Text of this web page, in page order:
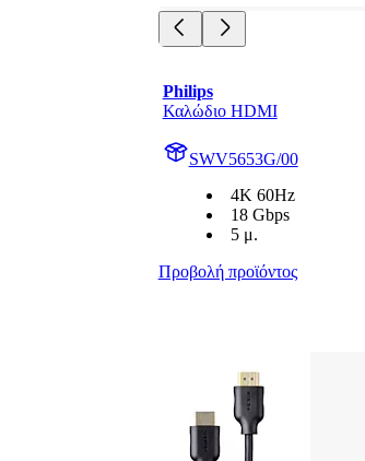
Philips
Καλώδιο HDMI
SWV5653G/00
4K 60Hz
18 Gbps
5 μ.
Προβολή προϊόντος